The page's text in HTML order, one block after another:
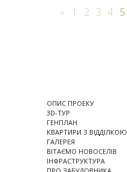
« 1 2 3 4 5
ОПИС ПРОЕКУ
3D-ТУР
ГЕНПЛАН
КВАРТИРИ З ВІДДІЛКОЮ
ГАЛЕРЕЯ
ВІТАЄМО НОВОСЕЛІВ
ІНФРАСТРУКТУРА